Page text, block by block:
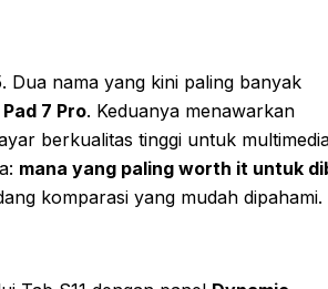
Dua nama yang kini paling banyak
7 Pro. Keduanya menawarkan
berkualitas tinggi untuk
mana yang paling worth it untuk
komparasi yang mudah dipahami.